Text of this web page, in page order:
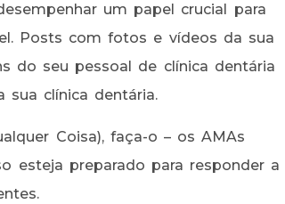
um papel crucial para
Posts com fotos e vídeos da sua
do seu pessoal de clínica dentária
clínica dentária.
Coisa), faça-o – os AMAs
esteja preparado para responder a